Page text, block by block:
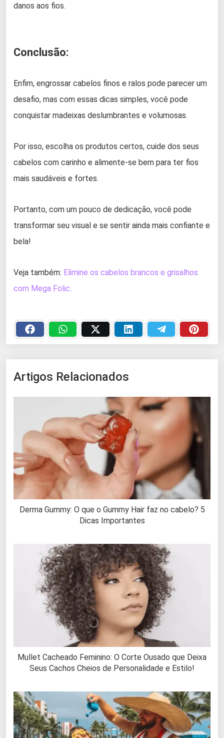
danos aos fios.
Conclusão:
Enfim, engrossar cabelos finos e ralos pode parecer um
desafio, mas com essas dicas simples, você pode
conquistar madeixas deslumbrantes e volumosas.
Por isso, escolha os produtos certos, cuide dos seus
cabelos com carinho e alimente-se bem para ter fios
mais saudáveis e fortes.
Portanto, com um pouco de dedicação, você pode
transformar seu visual e se sentir ainda mais confiante e
bela!
Veja também: Elimine os cabelos brancos e grisalhos
com Mega Folic.
Artigos Relacionados
Derma Gummy: O que o Gummy Hair faz no cabelo? 5
Dicas Importantes
Mullet Cacheado Feminino: O Corte Ousado que Deixa
Seus Cachos Cheios de Personalidade e Estilo!